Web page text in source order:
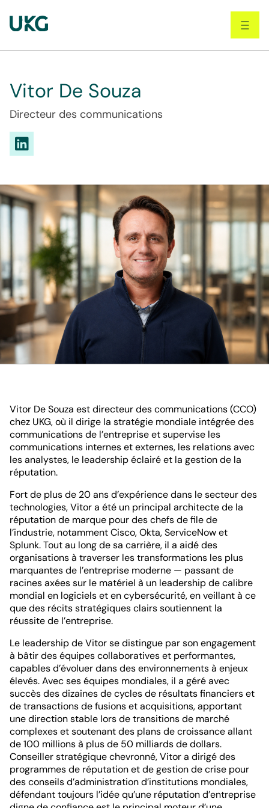
main
Vitor De Souza
Directeur des communications
Vitor De Souza est directeur des communications (CCO)
chez UKG, où il dirige la stratégie mondiale intégrée des
communications de l’entreprise et supervise les
communications internes et externes, les relations avec
les analystes, le leadership éclairé et la gestion de la
réputation.
Fort de plus de 20 ans d’expérience dans le secteur des
technologies, Vitor a été un principal architecte de la
réputation de marque pour des chefs de file de
l’industrie, notamment Cisco, Okta, ServiceNow et
Splunk. Tout au long de sa carrière, il a aidé des
organisations à traverser les transformations les plus
marquantes de l’entreprise moderne — passant de
racines axées sur le matériel à un leadership de calibre
mondial en logiciels et en cybersécurité, en veillant à ce
que des récits stratégiques clairs soutiennent la
réussite de l’entreprise.
Le leadership de Vitor se distingue par son engagement
à bâtir des équipes collaboratives et performantes,
capables d’évoluer dans des environnements à enjeux
élevés. Avec ses équipes mondiales, il a géré avec
succès des dizaines de cycles de résultats financiers et
de transactions de fusions et acquisitions, apportant
une direction stable lors de transitions de marché
complexes et soutenant des plans de croissance allant
de 100 millions à plus de 50 milliards de dollars.
Conseiller stratégique chevronné, Vitor a dirigé des
programmes de réputation et de gestion de crise pour
des conseils d’administration d’institutions mondiales,
défendant toujours l’idée qu’une réputation d’entreprise